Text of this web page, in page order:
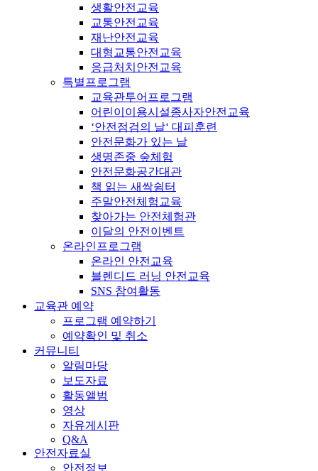
생활안전교육
교통안전교육
재난안전교육
대형교통안전교육
응급처치안전교육
특별프로그램
교육관투어프로그램
어린이이용시설종사자안전교육
‘안전점검의 날‘ 대피훈련
안전문화가 있는 날
생명존중 숲체험
안전문화공간대관
책 읽는 새싹쉼터
주말안전체험교육
찾아가는 안전체험관
이달의 안전이벤트
온라인프로그램
온라인 안전교육
블렌디드 러닝 안전교육
SNS 참여활동
교육관 예약
프로그램 예약하기
예약확인 및 취소
커뮤니티
알림마당
보도자료
활동앨범
영상
자유게시판
Q&A
안전자료실
안전정보